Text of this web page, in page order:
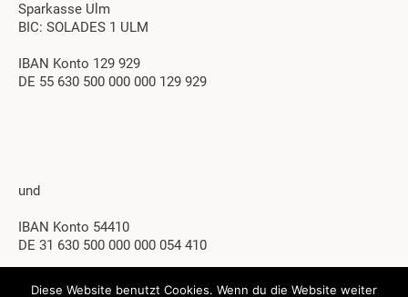
Sparkasse Ulm
BIC: SOLADES 1 ULM
IBAN Konto 129 929
DE 55 630 500 000 000 129 929
und
IBAN Konto 54410
DE 31 630 500 000 000 054 410
Diese Website benutzt Cookies. Wenn du die Website weiter